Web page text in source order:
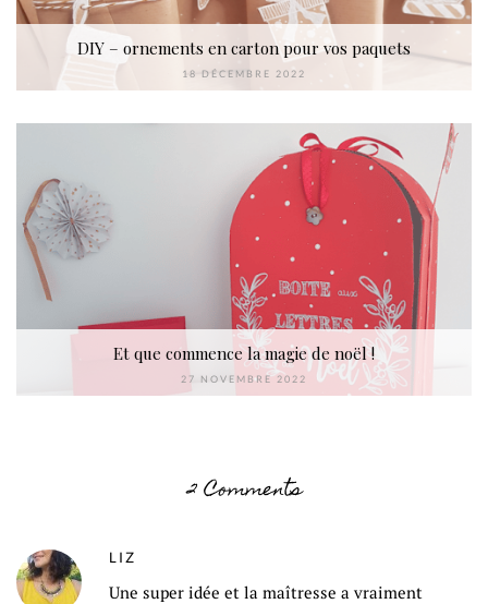
DIY – ornements en carton pour vos paquets
18 DÉCEMBRE 2022
Et que commence la magie de noël !
27 NOVEMBRE 2022
2 Comments
LIZ
Une super idée et la maîtresse a vraiment